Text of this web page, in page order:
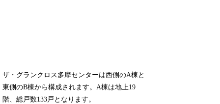
ザ・グランクロス多摩センターは西側のA棟と
東側のB棟から構成されます。A棟は地上19
階、総戸数133戸となります。